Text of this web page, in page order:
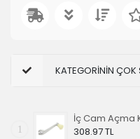
KATEGORİNİN ÇOK
1
308.97 TL